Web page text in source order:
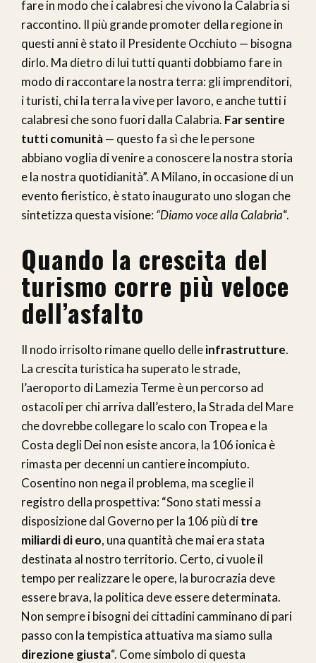
fare in modo che i calabresi che vivono la Calabria si
raccontino. Il più grande promoter della regione in
questi anni è stato il Presidente Occhiuto — bisogna
dirlo. Ma dietro di lui tutti quanti dobbiamo fare in
modo di raccontare la nostra terra: gli imprenditori,
i turisti, chi la terra la vive per lavoro, e anche tutti i
calabresi che sono fuori dalla Calabria. Far sentire
tutti comunità— questo fa sì che le persone
abbiano voglia di venire a conoscere la nostra storia
e la nostra quotidianità”. A Milano, in occasione di un
evento fieristico, è stato inaugurato uno slogan che
sintetizza questa visione: “Diamo voce alla Calabria“.
Quando la crescita del
turismo corre più veloce
dell’asfalto
Il nodo irrisolto rimane quello delleinfrastrutture.
La crescita turistica ha superato le strade,
l’aeroporto di Lamezia Terme è un percorso ad
ostacoli per chi arriva dall’estero, la Strada del Mare
che dovrebbe collegare lo scalo con Tropea e la
Costa degli Dei non esiste ancora, la 106 ionica è
rimasta per decenni un cantiere incompiuto.
Cosentino non nega il problema, ma sceglie il
registro della prospettiva: “Sono stati messi a
disposizione dal Governo per la 106 più ditre
miliardi di euro, una quantità che mai era stata
destinata al nostro territorio. Certo, ci vuole il
tempo per realizzare le opere, la burocrazia deve
essere brava, la politica deve essere determinata.
Non sempre i bisogni dei cittadini camminano di pari
passo con la tempistica attuativa ma siamo sulla
direzione giusta“. Come simbolo di questa